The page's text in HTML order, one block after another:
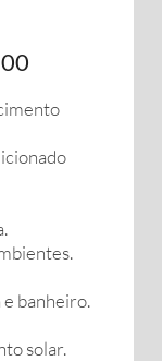
banheiro.
solar.